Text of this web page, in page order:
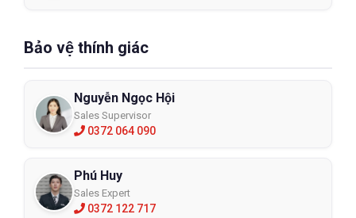
Bảo vệ thính giác
Nguyễn Ngọc Hội
Sales Supervisor
0372 064 090
Phú Huy
Sales Expert
0372 122 717